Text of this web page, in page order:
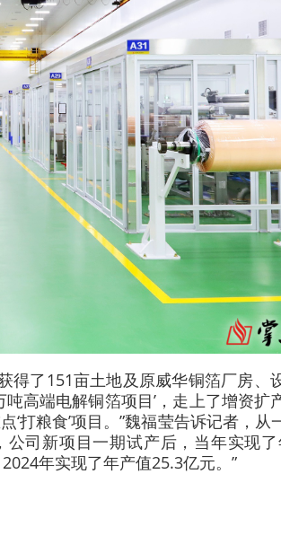
得了151亩土地及原威华铜箔厂房、
高端电解铜箔项目’，走上了增资扩
打粮食’项目。”魏福莹告诉记者，从
司新项目一期试产后，当年实现
年实现了年产值25.3亿元。”